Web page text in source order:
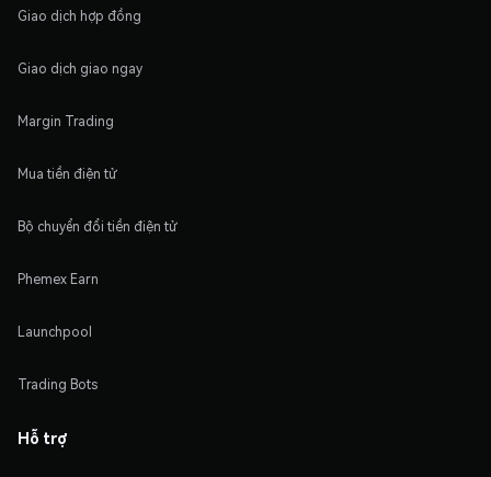
Giao dịch hợp đồng
Giao dịch giao ngay
Margin Trading
Mua tiền điện tử
Bộ chuyển đổi tiền điện tử
Phemex Earn
Launchpool
Trading Bots
Hỗ trợ